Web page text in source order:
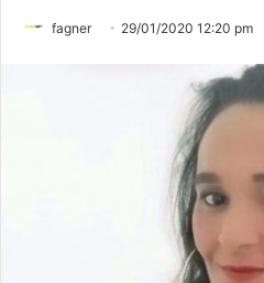
fagner 29/01/2020 12:20 pm